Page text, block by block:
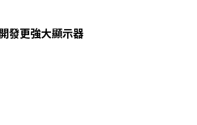
發更強大顯示器